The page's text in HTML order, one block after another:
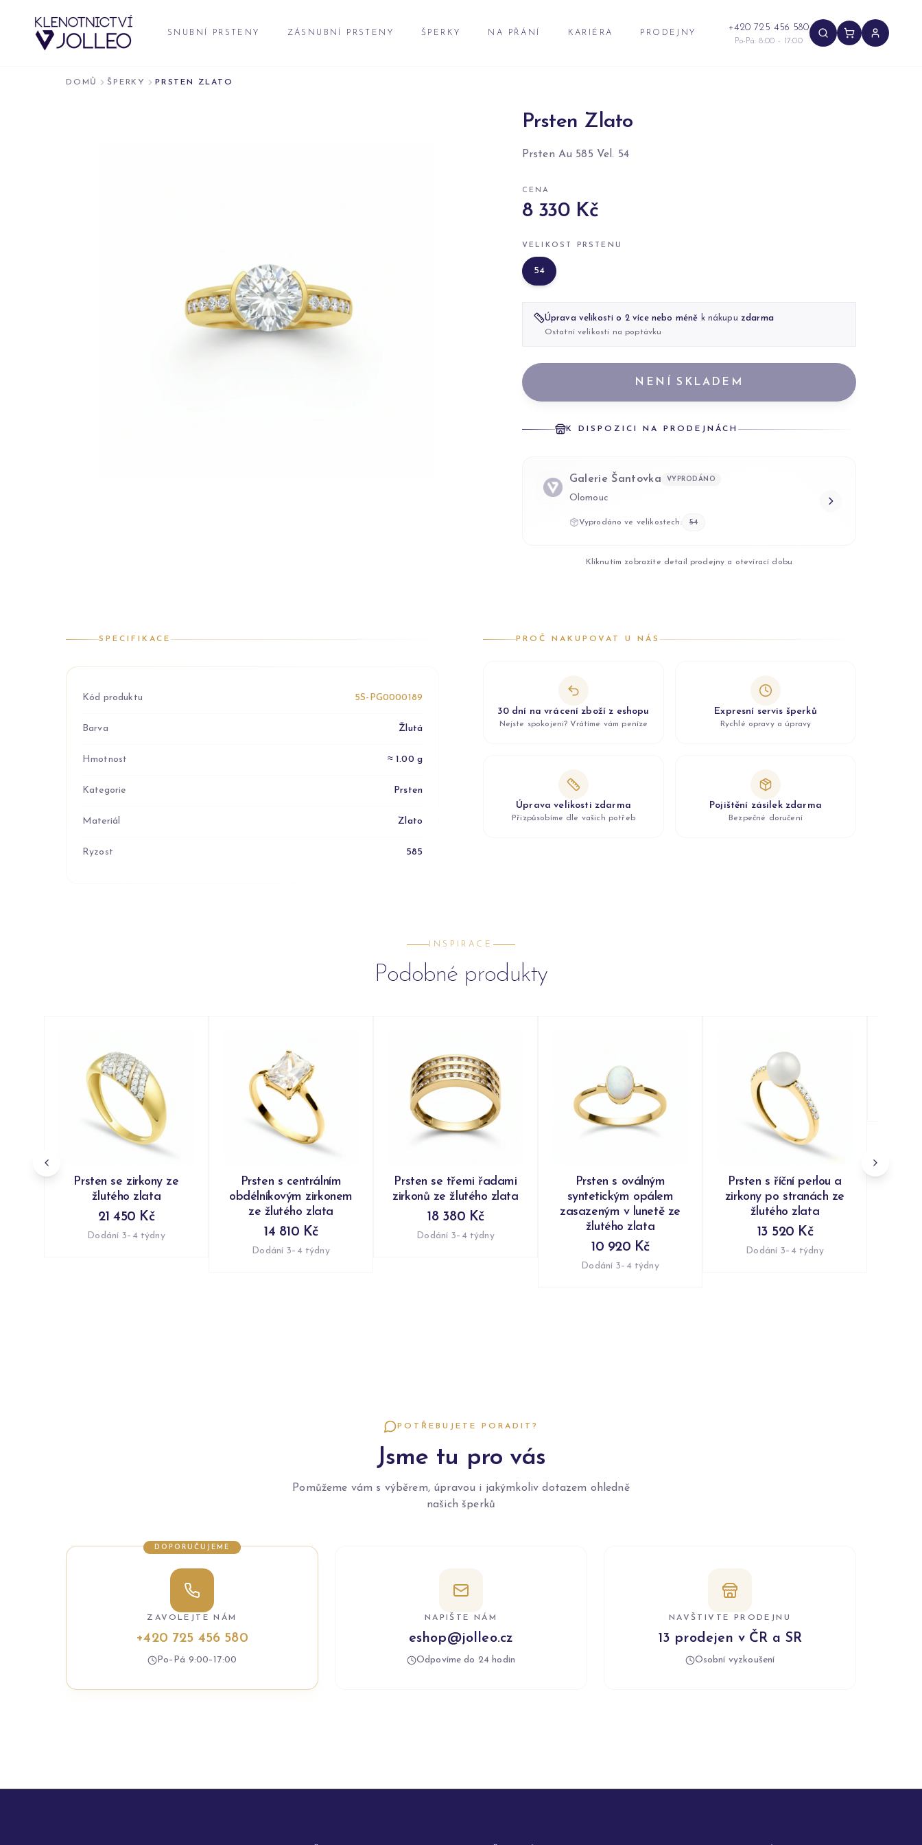
SNUBNÍ PRSTENY ZÁSNUBNÍ PRSTENY ŠPERKY NA PŘÁNÍ KARIÉRA PRODEJNY +420 725 456 580
Po-Pá: 8:00 - 17:00
DOMŮ ŠPERKY PRSTEN ZLATO
Prsten Zlato
Prsten Au 585 Vel. 54
CENA
8 330 Kč
VELIKOST PRSTENU
54
Úprava velikosti o 2 více nebo méně k nákupu zdarma
Ostatní velikosti na poptávku
NENÍ SKLADEM
K DISPOZICI NA PRODEJNÁCH
Galerie Šantovka VYPRODÁNO
Olomouc
Vyprodáno ve velikostech: 54
Kliknutím zobrazíte detail prodejny a otevírací dobu
SPECIFIKACE
Kód produktu 5S-PG0000189
Barva Žlutá
Hmotnost ≈ 1.00 g
Kategorie Prsten
Materiál Zlato
Ryzost 585
PROČ NAKUPOVAT U NÁS
30 dní na vrácení zboží z eshopu
Nejste spokojeni? Vrátíme vám peníze
Expresní servis šperků
Rychlé opravy a úpravy
Úprava velikosti zdarma
Přizpůsobíme dle vašich potřeb
Pojištění zásilek zdarma
Bezpečné doručení
INSPIRACE
Podobné produkty
Prsten se zirkony ze
žlutého zlata
21 450 Kč
Dodání 3–4 týdny
Prsten s centrálním
obdélníkovým zirkonem
ze žlutého zlata
14 810 Kč
Dodání 3–4 týdny
Prsten se třemi řadami
zirkonů ze žlutého zlata
18 380 Kč
Dodání 3–4 týdny
Prsten s oválným
syntetickým opálem
zasazeným v lunetě ze
žlutého zlata
10 920 Kč
Dodání 3–4 týdny
Prsten s říční perlou a
zirkony po stranách ze
žlutého zlata
13 520 Kč
Dodání 3–4 týdny
POTŘEBUJETE PORADIT?
Jsme tu pro vás
Pomůžeme vám s výběrem, úpravou i jakýmkoliv dotazem ohledně
našich šperků
DOPORUČUJEME
ZAVOLEJTE NÁM
+420 725 456 580
Po–Pá 9:00–17:00
NAPIŠTE NÁM
eshop@jolleo.cz
Odpovíme do 24 hodin
NAVŠTIVTE PRODEJNU
13 prodejen v ČR a SR
Osobní vyzkoušení